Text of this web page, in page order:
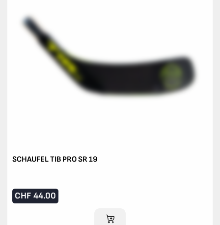
SCHAUFEL TIB PRO SR 19
CHF 44.00
IM WARENKORB